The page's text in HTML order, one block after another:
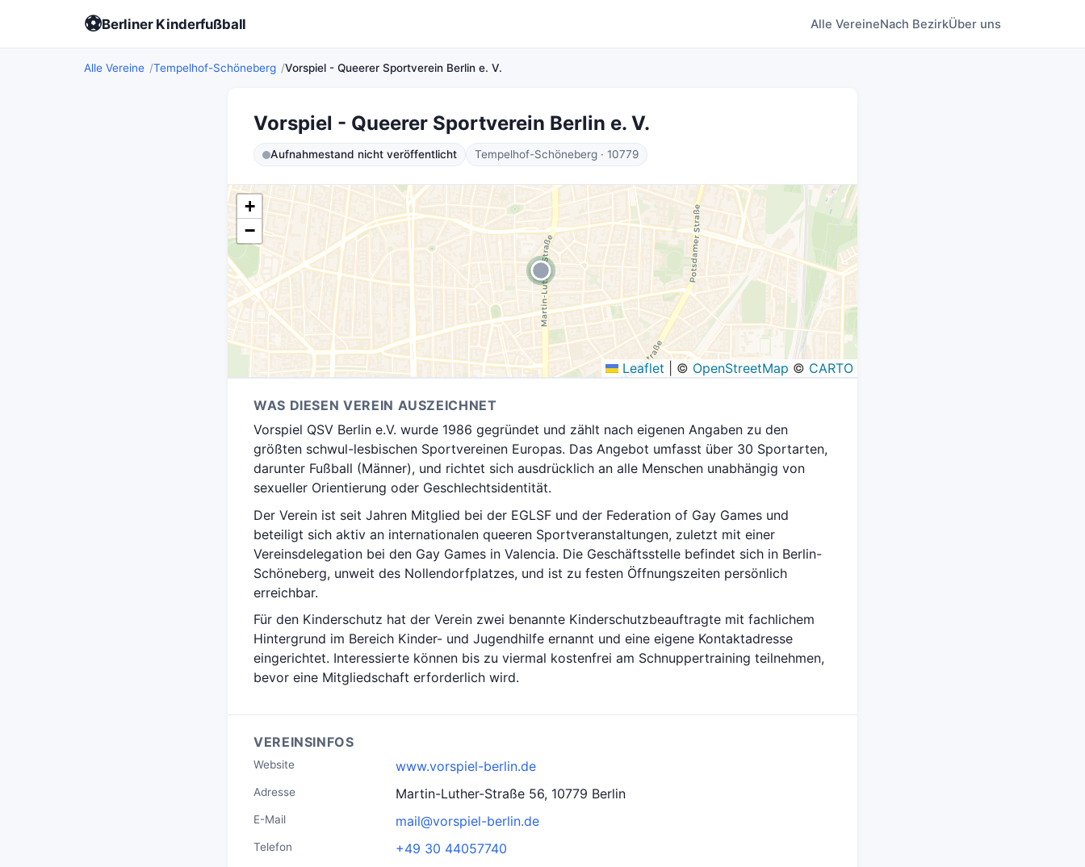
⚽Berliner Kinderfußball Alle VereineNach BezirkÜber uns
Alle Vereine Tempelhof-Schöneberg Vorspiel - Queerer Sportverein Berlin e. V.
Vorspiel - Queerer Sportverein Berlin e. V.
Aufnahmestand nicht veröffentlicht Tempelhof-Schöneberg · 10779
+
−
Leaflet © OpenStreetMap © CARTO
WAS DIESEN VEREIN AUSZEICHNET
Vorspiel QSV Berlin e.V. wurde 1986 gegründet und zählt nach eigenen Angaben zu den
größten schwul-lesbischen Sportvereinen Europas. Das Angebot umfasst über 30 Sportarten,
darunter Fußball (Männer), und richtet sich ausdrücklich an alle Menschen unabhängig von
sexueller Orientierung oder Geschlechtsidentität.
Der Verein ist seit Jahren Mitglied bei der EGLSF und der Federation of Gay Games und
beteiligt sich aktiv an internationalen queeren Sportveranstaltungen, zuletzt mit einer
Vereinsdelegation bei den Gay Games in Valencia. Die Geschäftsstelle befindet sich in Berlin-
Schöneberg, unweit des Nollendorfplatzes, und ist zu festen Öffnungszeiten persönlich
erreichbar.
Für den Kinderschutz hat der Verein zwei benannte Kinderschutzbeauftragte mit fachlichem
Hintergrund im Bereich Kinder- und Jugendhilfe ernannt und eine eigene Kontaktadresse
eingerichtet. Interessierte können bis zu viermal kostenfrei am Schnuppertraining teilnehmen,
bevor eine Mitgliedschaft erforderlich wird.
VEREINSINFOS
Website www.vorspiel-berlin.de
Adresse Martin-Luther-Straße 56, 10779 Berlin
E-Mail mail@vorspiel-berlin.de
Telefon +49 30 44057740